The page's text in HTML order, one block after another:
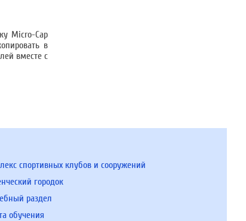
Micro-Cap
в
вместе с
спортивных клубов и сооружений
городок
раздел
обучения